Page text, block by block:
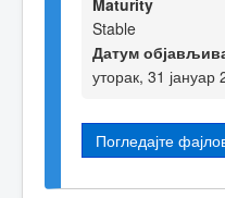
Maturity
Stable
Датум
уторак, 31 јануар
Погледајте